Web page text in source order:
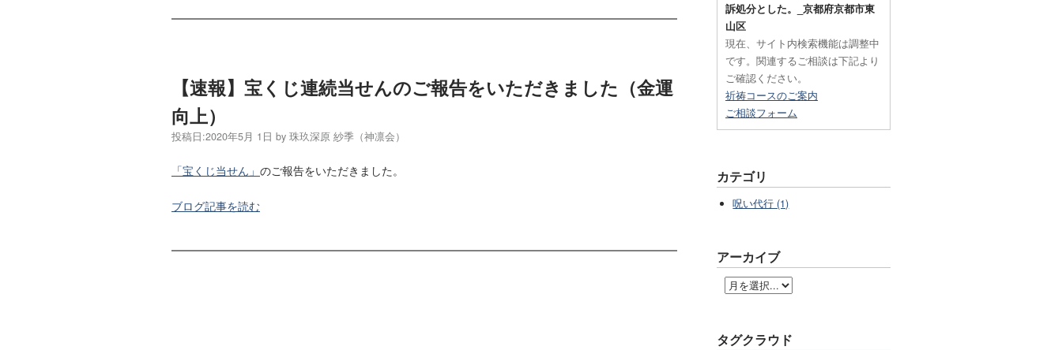
【速報】宝くじ連続当せんのご報告をいただきました（金運
向上）
投稿日:2020年5月 1日 by 珠玖深原 紗季（神凛会）
「宝くじ当せん」 のご報告をいただきました。
ブログ記事を読む
訴処分とした。_京都府京都市東
山区
現在、サイト内検索機能は調整中
です。関連するご相談は下記より
ご確認ください。
祈祷コースのご案内
ご相談フォーム
カテゴリ
呪い代行 (1)
アーカイブ
タグクラウド